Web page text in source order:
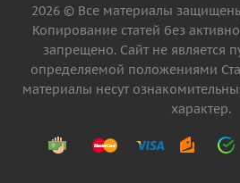
2026 © Все материалы
Копирование статей без
запрещено. Сайт не является
определяемой положениями
материалы несут
характер.